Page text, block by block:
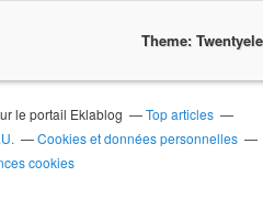
Theme:
le portail Eklablog
Top articles
Cookies et données personnelles
cookies